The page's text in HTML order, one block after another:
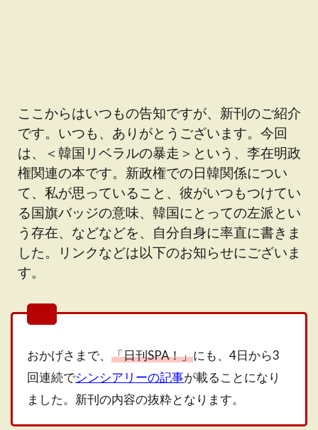
ここからはいつもの告知ですが、新刊のご紹介
です。いつも、ありがとうございます。今回
は、＜韓国リベラルの暴走＞という、李在明政
権関連の本です。新政権での日韓関係につい
て、私が思っていること、彼がいつもつけてい
る国旗バッジの意味、韓国にとっての左派とい
う存在、などなどを、自分自身に率直に書きま
した。リンクなどは以下のお知らせにございま
す。
おかげさまで、 「日刊SPA！」にも、4日から3
回連続でシンシアリーの記事が載ることになり
ました。新刊の内容の抜粋となります。